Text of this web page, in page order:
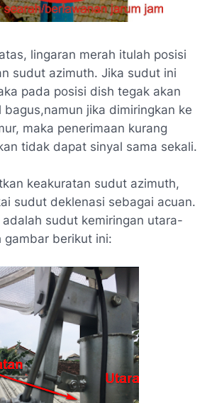
lingaran merah itulah posisi
sudut azimuth. Jika sudut ini
pada posisi dish tegak akan
bagus,namun jika dimiringkan ke
maka penerimaan kurang
tidak dapat sinyal sama sekali.
keakuratan sudut azimuth,
sudut deklenasi sebagai acuan.
sudut kemiringan utara-
gambar berikut ini: